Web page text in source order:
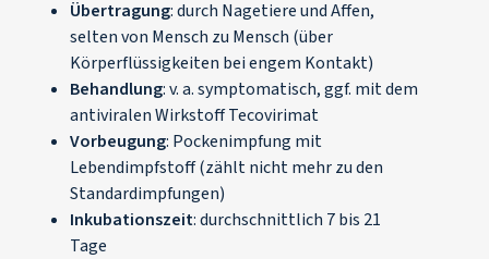
Übertragung: durch Nagetiere und Affen,
selten von Mensch zu Mensch (über
Körperflüssigkeiten bei engem Kontakt)
Behandlung: v. a. symptomatisch, ggf. mit dem
antiviralen Wirkstoff Tecovirimat
Vorbeugung: Pockenimpfung mit
Lebendimpfstoff (zählt nicht mehr zu den
Standardimpfungen)
Inkubationszeit: durchschnittlich 7 bis 21
Tage